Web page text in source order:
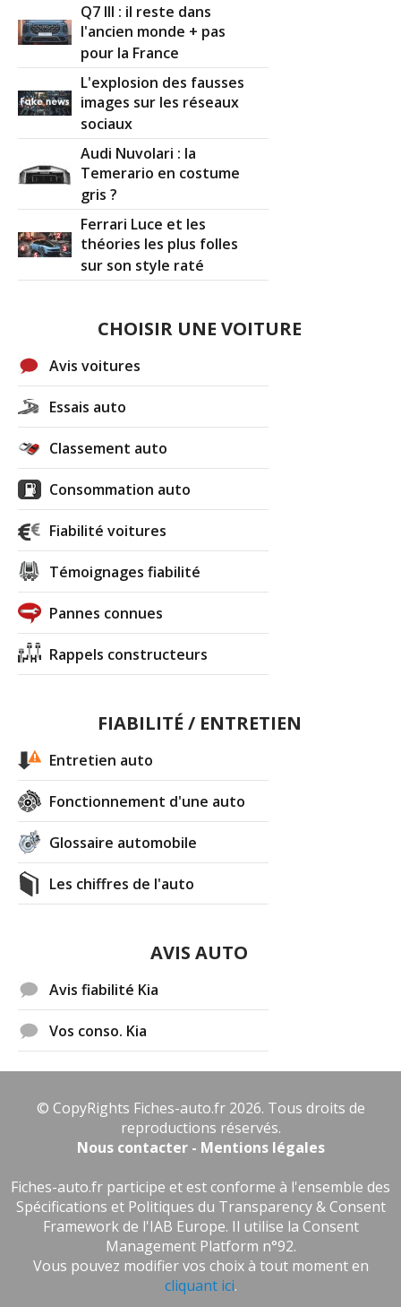
Q7 III : il reste dans
l'ancien monde + pas
pour la France
L'explosion des fausses
images sur les réseaux
sociaux
Audi Nuvolari : la
Temerario en costume
gris ?
Ferrari Luce et les
théories les plus folles
sur son style raté
CHOISIR UNE VOITURE
Avis voitures
Essais auto
Classement auto
Consommation auto
Fiabilité voitures
Témoignages fiabilité
Pannes connues
Rappels constructeurs
FIABILITÉ / ENTRETIEN
Entretien auto
Fonctionnement d'une auto
Glossaire automobile
Les chiffres de l'auto
AVIS AUTO
Avis fiabilité Kia
Vos conso. Kia
© CopyRights Fiches-auto.fr 2026. Tous droits de
reproductions réservés.
Nous contacter - Mentions légales
Fiches-auto.fr participe et est conforme à l'ensemble des
Spécifications et Politiques du Transparency & Consent
Framework de l'IAB Europe. Il utilise la Consent
Management Platform n°92.
Vous pouvez modifier vos choix à tout moment en
cliquant ici.